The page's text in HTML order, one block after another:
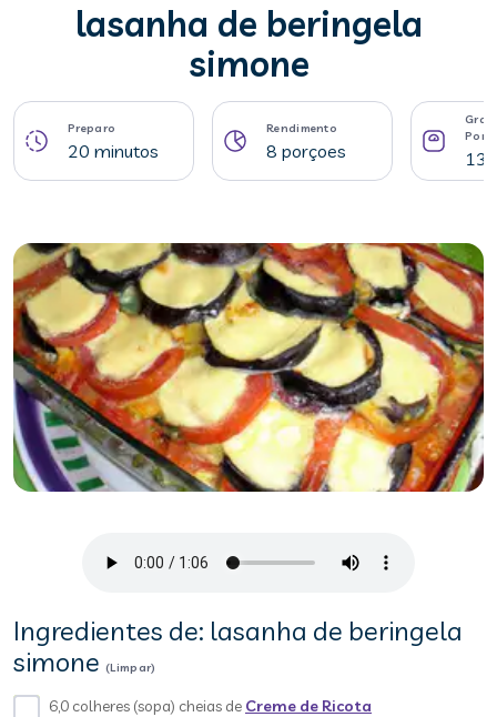
lasanha de beringela
simone
Preparo
20 minutos
Rendimento
8 porçoes
Ingredientes de: lasanha de beringela
simone (Limpar)
6,0 colheres (sopa) cheias de Creme de Ricota